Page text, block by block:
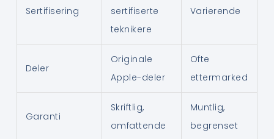
Sertifisering
sertifiserte
teknikere
Varierende
Deler
Originale
Apple-deler
Ofte
ettermarked
Garanti
Skriftlig,
omfattende
Muntlig,
begrenset